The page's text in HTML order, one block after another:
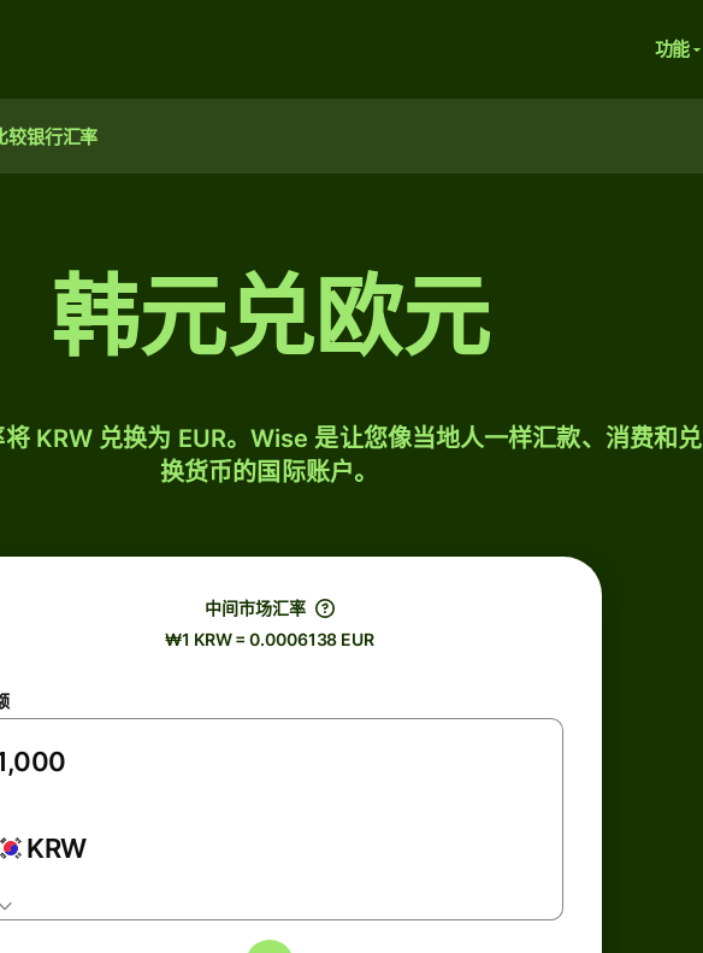
功能
较银行汇率
韩元兑欧元
KRW 兑换为 EUR。Wise 是让您像当地人一样汇款、消费和兑
换货币的国际账户。
中间市场汇率
₩1 KRW = 0.0006138 EUR
KRW